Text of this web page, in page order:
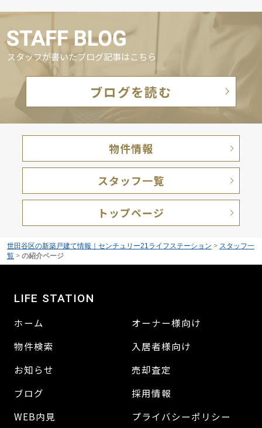
スタッフが書いたブログ記事はこちら
ブログを読む
物件情報
スタッフ一覧
トップページ
世田谷区の新築戸建て情報｜センチュリー21ライフステーション > スタッフ一
覧> の紹介ページ
LIFE STATION
ホーム
物件検索
お知らせ
ブログ
WEB内見
オーナー様向け
入居者様向け
売却査定
採用情報
プライバシーポリシー